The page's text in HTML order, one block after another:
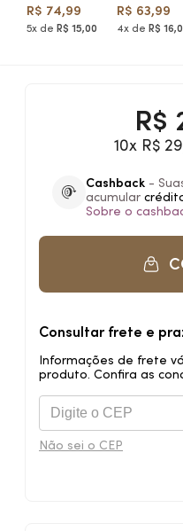
R$ 74,99
5x de R$ 15,00
R$ 63,99
4x de R$
R$
10x R$
Cashback -
acumular
Sobre o
Consultar frete e
Informações de frete
produto. Confira as
Não sei o CEP